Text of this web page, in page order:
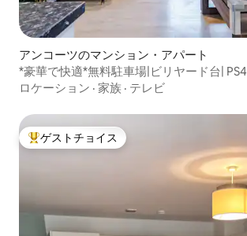
アンコーツのマンション・アパート
*豪華で快適*無料駐車場|ビリヤード台| PS4
ロケーション · 家族 · テレビ
大好評のゲストチョイスです。
ゲストチョイス